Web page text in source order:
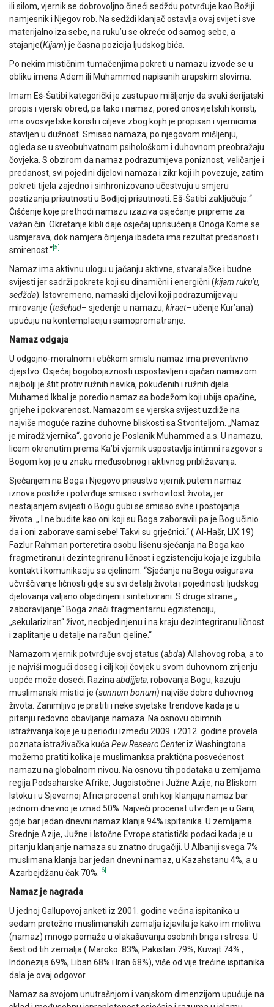
ili silom, vjernik se dobrovoljno čineći sedždu potvrđuje kao Božiji
namjesnik i Njegov rob. Na sedždi klanjač ostavlja ovaj svijet i sve
materijalno iza sebe, na ruku’u se okreće od samog sebe, a
stajanje(Kijam) je časna pozicija ljudskog bića.
Po nekim mističnim tumačenjima pokreti u namazu izvode se u
obliku imena Adem ili Muhammed napisanih arapskim slovima.
Imam Eš-Šatibi kategorički je zastupao mišljenje da svaki šerijatski
propis i vjerski obred, pa tako i namaz, pored onosvjetskih koristi,
ima ovosvjetske koristi i ciljeve zbog kojih je propisan i vjernicima
stavljen u dužnost. Smisao namaza, po njegovom mišljenju,
ogleda se u sveobuhvatnom psihološkom i duhovnom preobražaju
čovjeka. S obzirom da namaz podrazumijeva poniznost, veličanje i
predanost, svi pojedini dijelovi namaza i zikr koji ih povezuje, zatim
pokreti tijela zajedno i sinhronizovano učestvuju u smjeru
postizanja prisutnosti u Bođijoj prisutnosti. Eš-Šatibi zaključuje:“
Čišćenje koje prethodi namazu izaziva osjećanje pripreme za
važan čin. Okretanje kibli daje osjećaj uprisućenja Onoga Kome se
usmjerava, dok namjera činjenja ibadeta ima rezultat predanost i
smirenost.“ [5]
Namaz ima aktivnu ulogu u jačanju aktivne, stvaralačke i budne
svijesti jer sadrži pokrete koji su dinamični i energični (kijam ruku’u,
sedžda). Istovremeno, namaski dijelovi koji podrazumijevaju
mirovanje (tešehud– sjedenje u namazu, kiraet– učenje Kur’ana)
upućuju na kontemplaciju i samopromatranje.
Namaz odgaja
U odgojno-moralnom i etičkom smislu namaz ima preventivno
djejstvo. Osjećaj bogobojaznosti uspostavljen i ojačan namazom
najbolji je štit protiv ružnih navika, pokuđenih i ružnih djela.
Muhamed Ikbal je poredio namaz sa bodežom koji ubija opačine,
grijehe i pokvarenost. Namazom se vjerska svijest uzdiže na
najviše moguće razine duhovne bliskosti sa Stvoriteljom. „Namaz
je miradž vjernika“, govorio je Poslanik Muhammed a.s. U namazu,
licem okrenutim prema Ka’bi vjernik uspostavlja intimni razgovor s
Bogom koji je u znaku međusobnog i aktivnog približavanja.
Sjećanjem na Boga i Njegovo prisustvo vjernik putem namaz
iznova postiže i potvrđuje smisao i svrhovitost života, jer
nestajanjem svijesti o Bogu gubi se smisao svhe i postojanja
života. „ I ne budite kao oni koji su Boga zaboravili pa je Bog učinio
da i oni zaborave sami sebe! Takvi su grješnici.“ ( Al-Hašr, LIX:19)
Fazlur Rahman porteretira osobu lišenu sjećanja na Boga kao
fragmetiranu i dezintegriranu ličnost i egzistenciju koja je izgubila
kontakt i komunikaciju sa cjelinom: “Sjećanje na Boga osigurava
učvrščivanje ličnosti gdje su svi detalji života i pojedinosti ljudskog
djelovanja valjano objedinjeni i sintetizirani. S druge strane „
zaboravljanje“ Boga znači fragmentarnu egzistenciju,
„sekulariziran“ život, neobjedinjenu i na kraju dezintegriranu ličnost
i zaplitanje u detalje na račun cjeline.“
Namazom vjernik potvrđuje svoj status (abda) Allahovog roba, a to
je najviši mogući doseg i cilj koji čovjek u svom duhovnom zrijenju
uopće može doseći. Razina abdijjata, robovanja Bogu, kazuju
muslimanski mistici je (sunnum bonum) najviše dobro duhovnog
života. Zanimljivo je pratiti i neke svjetske trendove kada je u
pitanju redovno obavljanje namaza. Na osnovu obimnih
istraživanja koje je u periodu između 2009. i 2012. godine provela
poznata istraživačka kuća Pew Researc Centeriz Washingtona
možemo pratiti kolika je muslimanksa praktična posvećenost
namazu na globalnom nivou. Na osnovu tih podataka u zemljama
regija Podsaharske Afrike, Jugoistočne i Južne Azije, na Bliskom
Istoku i u Sjevernoj Africi procenat onih koji klanjaju namaz bar
jednom dnevno je iznad 50%. Najveći procenat utvrđen je u Gani,
gdje bar jedan dnevni namaz klanja 94% ispitanika. U zemljama
Srednje Azije, Južne i Istočne Evrope statistički podaci kada je u
pitanju klanjanje namaza su znatno drugačiji. U Albaniji svega 7%
muslimana klanja bar jedan dnevni namaz, u Kazahstanu 4%, a u
Azarbejdžanu čak 70%.
[6]
Namaz je nagrada
U jednoj Gallupovoj anketi iz 2001. godine većina ispitanika u
sedam pretežno muslimanskih zemalja izjavila je kako im molitva
(namaz) mnogo pomaže u olakašavanju osobnih briga i stresa. U
šest od tih zemalja ( Maroko: 83%, Pakistan 79%, Kuvajt 74% ,
Indonezija 69%, Liban 68% i Iran 68%), više od vije trećine ispitanika
dala je ovaj odgovor.
Namaz sa svojom unutrašnjom i vanjskom dimenzijom upućuje na